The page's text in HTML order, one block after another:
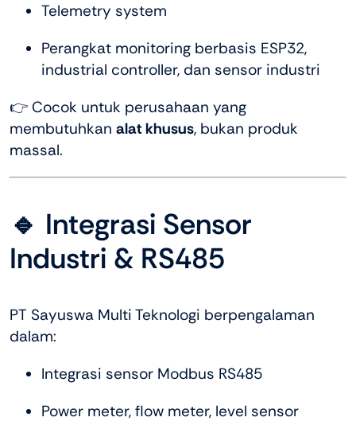
Telemetry system
Perangkat monitoring berbasis ESP32,
industrial controller, dan sensor industri
👉 Cocok untuk perusahaan yang
membutuhkan alat khusus, bukan produk
massal.
🔹 Integrasi Sensor
Industri & RS485
PT Sayuswa Multi Teknologi berpengalaman
dalam:
Integrasi sensor Modbus RS485
Power meter, flow meter, level sensor